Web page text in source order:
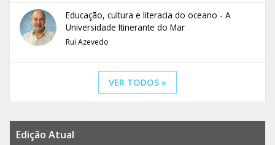
Educação, cultura e literacia do oceano - A
Universidade Itinerante do Mar
Rui Azevedo
VER TODOS »
Edição Atual